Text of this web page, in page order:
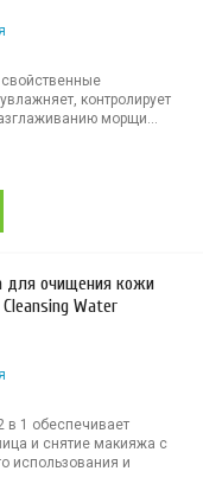
свойственные
контролирует
морщи...
для очищения кожи
Water
в 1 обеспечивает
и снятие макияжа с
использования и